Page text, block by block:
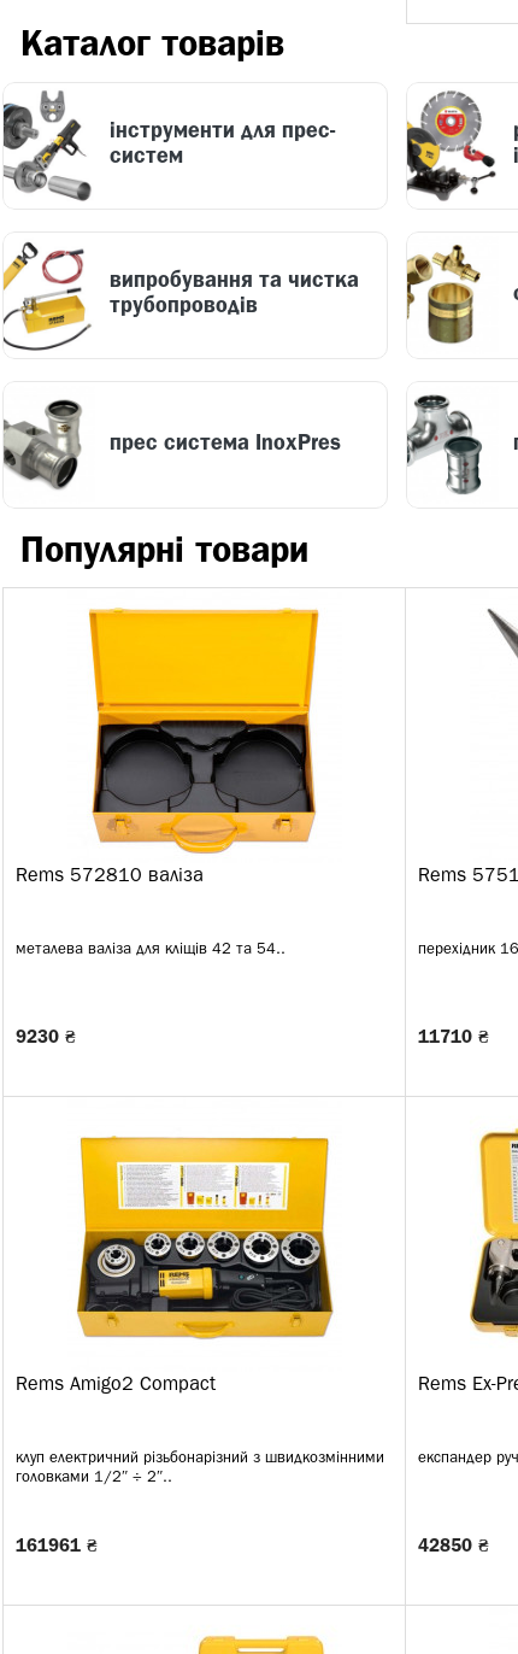
Каталог товарів
інструменти для прес-
систем
випробування та чистка
трубопроводів
прес система InoxPres
Популярні товари
Rems 572810 валіза
металева валіза для кліщів 42 та 54..
9230 ₴
Rems
перехідник
11710 ₴
Rems Amigo2 Compact
клуп електричний різьбонарізний з швидкозмінними
головками 1/2″ ÷ 2″..
161961 ₴
Rems Ex-
експандер
42850 ₴